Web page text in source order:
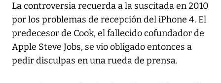
La controversia recuerda a la suscitada en 2010
por los problemas de recepción del iPhone 4. El
predecesor de Cook, el fallecido cofundador de
Apple Steve Jobs, se vio obligado entonces a
pedir disculpas en una rueda de prensa.